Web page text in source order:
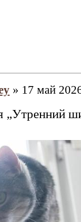
» 17 май
„Утренний